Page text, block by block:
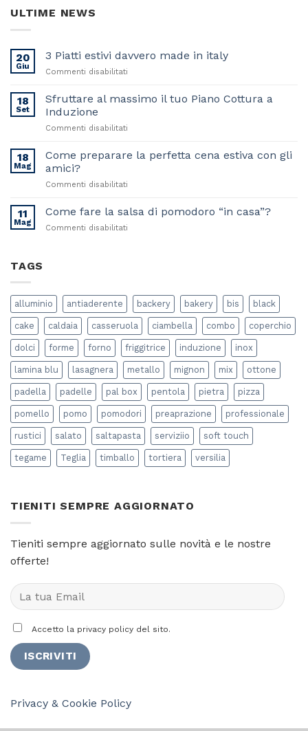
ULTIME NEWS
20
Giu
3 Piatti estivi davvero made in italy
Commenti disabilitati
Piatti
italy
18
Set
Sfruttare al massimo il tuo Piano Cottura a
Induzione
Commenti disabilitati
massimo
Cottura
18
Mag
Come preparare la perfetta cena estiva con gli
amici?
Commenti disabilitati
preparare
11
Mag
Come fare la salsa di pomodoro “in casa”?
Commenti disabilitati
pomodoro
casa”?
TAGS
alluminio antiaderente backery bakery bis black
cake caldaia casseruola ciambella combo coperchio
dolci forme forno friggitrice induzione inox
lamina blu lasagnera metallo mignon mix ottone
padella padelle pal box pentola pietra pizza
pomello pomo pomodori preaprazione professionale
rustici salato saltapasta serviziio soft touch
tegame Teglia timballo tortiera versilia
TIENITI SEMPRE AGGIORNATO
Tieniti sempre aggiornato sulle novità e le nostre
offerte!
Accetto la privacy policy del sito.
Privacy & Cookie Policy